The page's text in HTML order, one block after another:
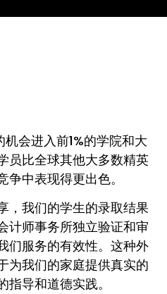
机会进入前1%的学院和大
员比全球其他大多数精英
中表现得更出色。
，我们的学生的录取结果
计师事务所独立验证和审
们服务的有效性。这种外
为我们的家庭提供真实的
导和道德实践。